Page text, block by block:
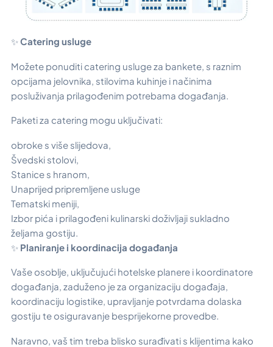
✨Catering usluge
Možete ponuditi catering usluge za bankete, s raznim
opcijama jelovnika, stilovima kuhinje i načinima
posluživanja prilagođenim potrebama događanja.
Paketi za catering mogu uključivati:
obroke s više slijedova,
Švedski stolovi,
Stanice s hranom,
Unaprijed pripremljene usluge
Tematski meniji,
Izbor pića i prilagođeni kulinarski doživljaji sukladno
željama gostiju.
✨ Planiranje i koordinacija događanja
Vaše osoblje, uključujući hotelske planere i koordinatore
događanja, zaduženo je za organizaciju događaja,
koordinaciju logistike, upravljanje potvrdama dolaska
gostiju te osiguravanje besprijekorne provedbe.
Naravno, vaš tim treba blisko surađivati s klijentima kako